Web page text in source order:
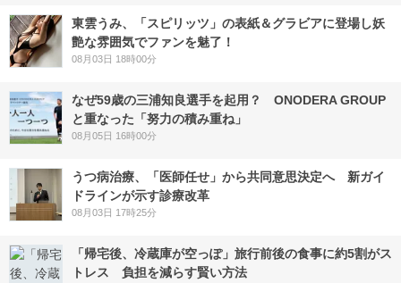
東雲うみ、「スピリッツ」の表紙＆グラビアに登場し妖
艶な雰囲気でファンを魅了！
08月03日 18時00分
なぜ59歳の三浦知良選手を起用？ ONODERA GROUP
と重なった「努力の積み重ね」
08月05日 16時00分
うつ病治療、「医師任せ」から共同意思決定へ 新ガイ
ドラインが示す診療改革
08月03日 17時25分
「帰宅後、冷蔵庫が空っぽ」旅行前後の食事に約5割がス
トレス 負担を減らす賢い方法